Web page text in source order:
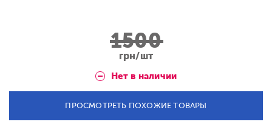
1500
грн/шт
Нет в наличии
ПРОСМОТРЕТЬ ПОХОЖИЕ ТОВАРЫ